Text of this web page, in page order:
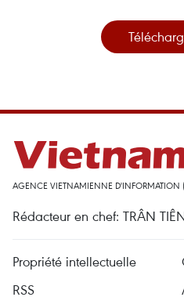
AGENCE VIETNAMIENNE D'INFORMATION
Rédacteur en chef: TRÂN
Propriété intellectuelle
RSS